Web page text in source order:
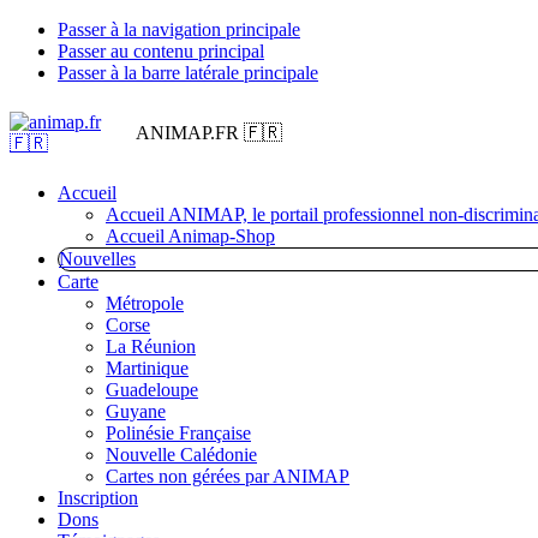
Passer à la navigation principale
Passer au contenu principal
Passer à la barre latérale principale
ANIMAP.FR 🇫🇷
Accueil
Accueil ANIMAP, le portail professionnel non-
Accueil Animap-Shop
Nouvelles
Carte
Métropole
Corse
La Réunion
Martinique
Guadeloupe
Guyane
Polinésie Française
Nouvelle Calédonie
Cartes non gérées par ANIMAP
Inscription
Dons